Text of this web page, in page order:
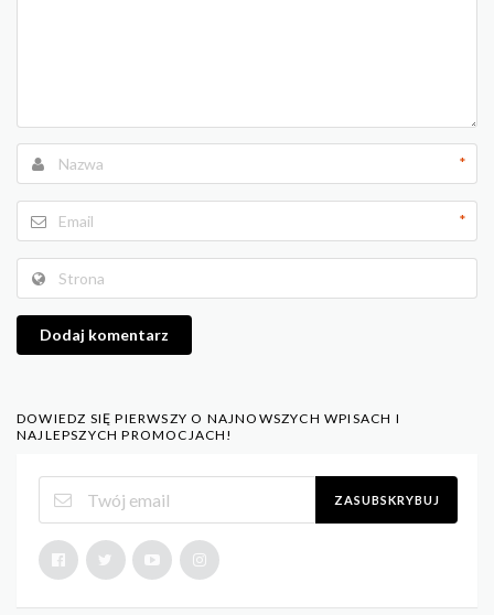
*
*
Dodaj komentarz
DOWIEDZ SIĘ PIERWSZY O NAJNOWSZYCH WPISACH I
NAJLEPSZYCH PROMOCJACH!
ZASUBSKRYBUJ